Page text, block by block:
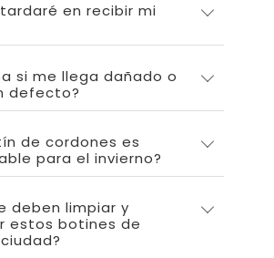
en recibir mi
si me llega dañado o
defecto?
de cordones es
para el invierno?
deben limpiar y
estos botines de